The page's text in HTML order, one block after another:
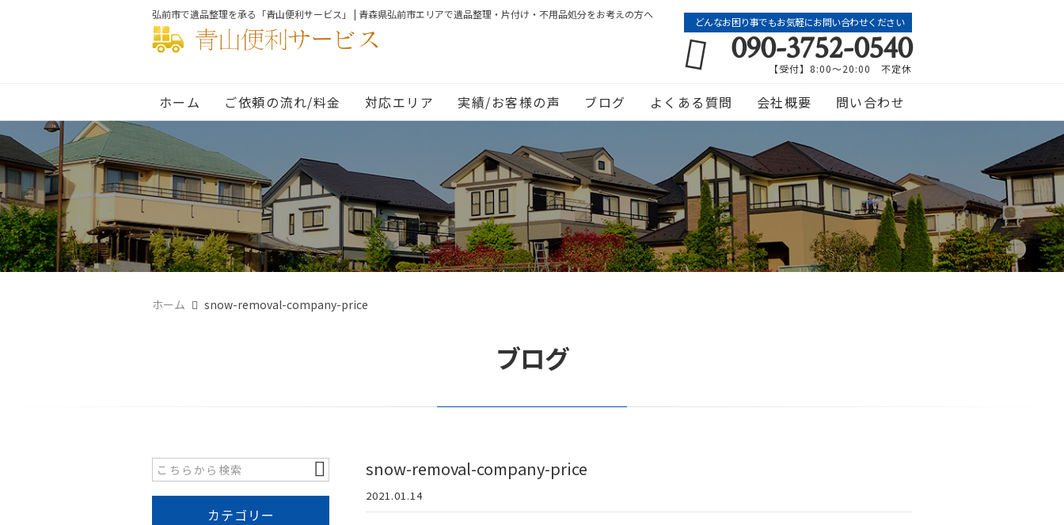
弘前市で遺品整理を承る「青山便利サービス」 | 青森県弘前市エリアで遺品整理・片付け・不用品処分をお考えの方へ
どんなお困り事でもお気軽にお問い合わせください
090-3752-0540
【受付】8:00～20:00 不定休
ホーム ご依頼の流れ/料金 対応エリア 実績/お客様の声 ブログ よくある質問 会社概要 問い合わせ
ホーム snow-removal-company-price
ブログ
snow-removal-company-price
2021.01.14
カテゴリー